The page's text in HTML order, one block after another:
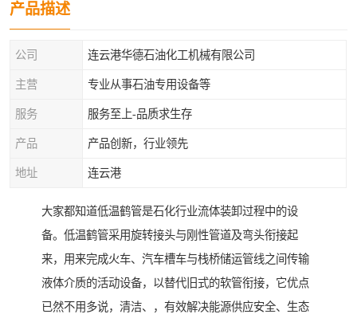
产品描述
公司 连云港华德石油化工机械有限公司
主营 专业从事石油专用设备等
服务 服务至上-品质求生存
产品 产品创新，行业领先
地址 连云港
大家都知道低温鹤管是石化行业流体装卸过程中的设
备。低温鹤管采用旋转接头与刚性管道及弯头衔接起
来，用来完成火车、汽车槽车与栈桥储运管线之间传输
液体介质的活动设备，以替代旧式的软管衔接，它优点
已然不用多说，清洁、，有效解决能源供应安全、生态